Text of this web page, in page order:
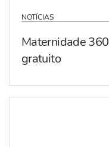
NOTÍCIAS
Maternidade
gratuito